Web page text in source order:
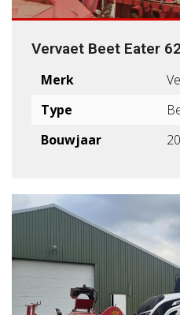
Vervaet Beet Eater
Merk
Type
Bouwjaar